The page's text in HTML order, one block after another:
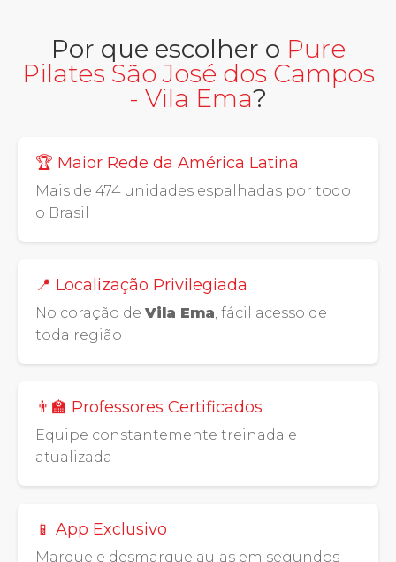
Por que escolher o Pure
Pilates São José dos Campos
- Vila Ema?
🏆 Maior Rede da América Latina
Mais de 474 unidades espalhadas por todo
o Brasil
📍 Localização Privilegiada
No coração de Vila Ema, fácil acesso de
toda região
👨‍🏫 Professores Certificados
Equipe constantemente treinada e
atualizada
📱 App Exclusivo
Marque e desmarque aulas em segundos